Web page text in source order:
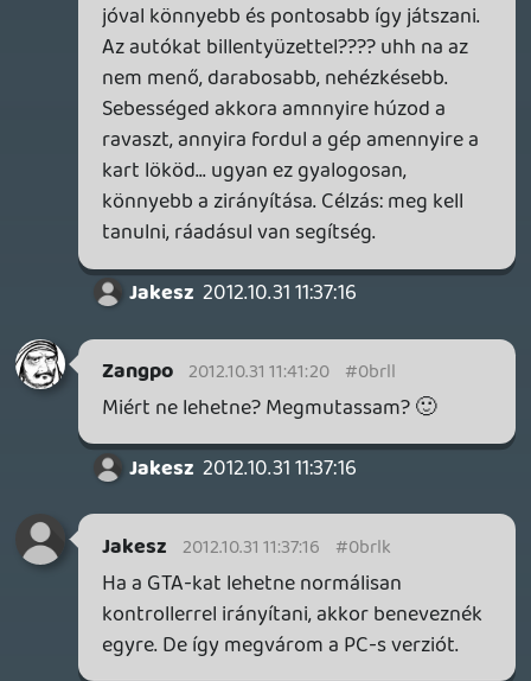
METHOS 2012.10.31 09:18:48 #0brlf
Emlékszem, hogy amikor nem volt kedvem
éppen xboxozni, akkor is bekapcsoltam a
gépet, betettem a San Andreast, beültem a
kocsiba, és RADIO LOS SANTOS BABY! 😃
kompedli 2012.10.31 08:46:57 #0brle
Los Santos és nigerrek ismét. Ez màr most
a jövö év jàtéka nàlam! 😃
Sebhelyesarcú
ezt a game-t várom a legjobban
Coca82 2012.10.31 06:36:29 #0brlc
Nagyszerű...
Hellyeahahaa
Zaki